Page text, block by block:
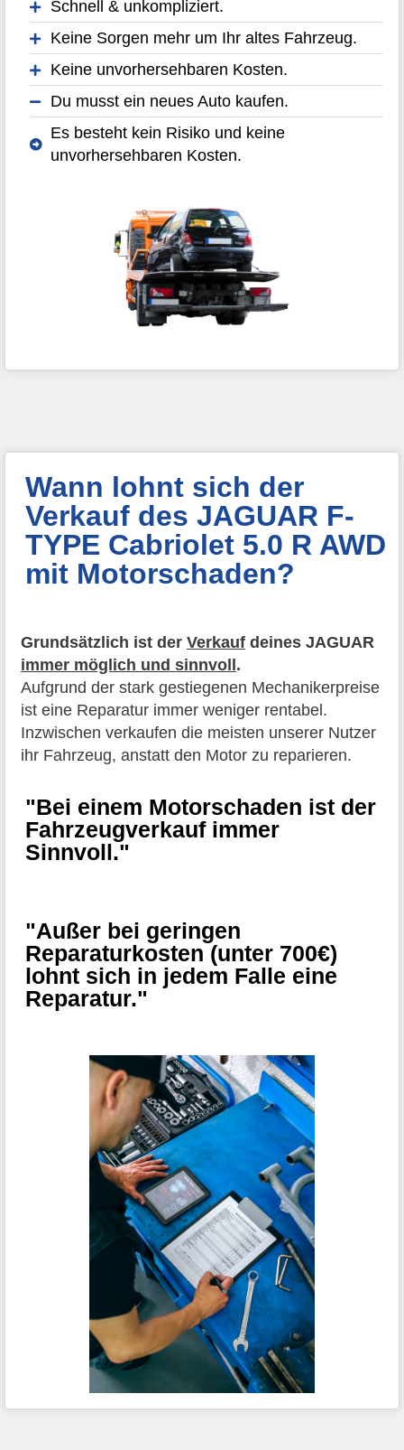
Schnell & unkompliziert.
Keine Sorgen mehr um Ihr altes Fahrzeug.
Keine unvorhersehbaren Kosten.
Du musst ein neues Auto kaufen.
Es besteht kein Risiko und keine
unvorhersehbaren Kosten.
Wann lohnt sich der
Verkauf des JAGUAR F-
TYPE Cabriolet 5.0 R AWD
mit Motorschaden?
Grundsätzlich ist der Verkauf deines JAGUAR
immer möglich und sinnvoll .
Aufgrund der stark gestiegenen Mechanikerpreise
ist eine Reparatur immer weniger rentabel.
Inzwischen verkaufen die meisten unserer Nutzer
ihr Fahrzeug, anstatt den Motor zu reparieren.
"Bei einem Motorschaden ist der
Fahrzeugverkauf immer
Sinnvoll."
"Außer bei geringen
Reparaturkosten (unter 700€)
lohnt sich in jedem Falle eine
Reparatur."